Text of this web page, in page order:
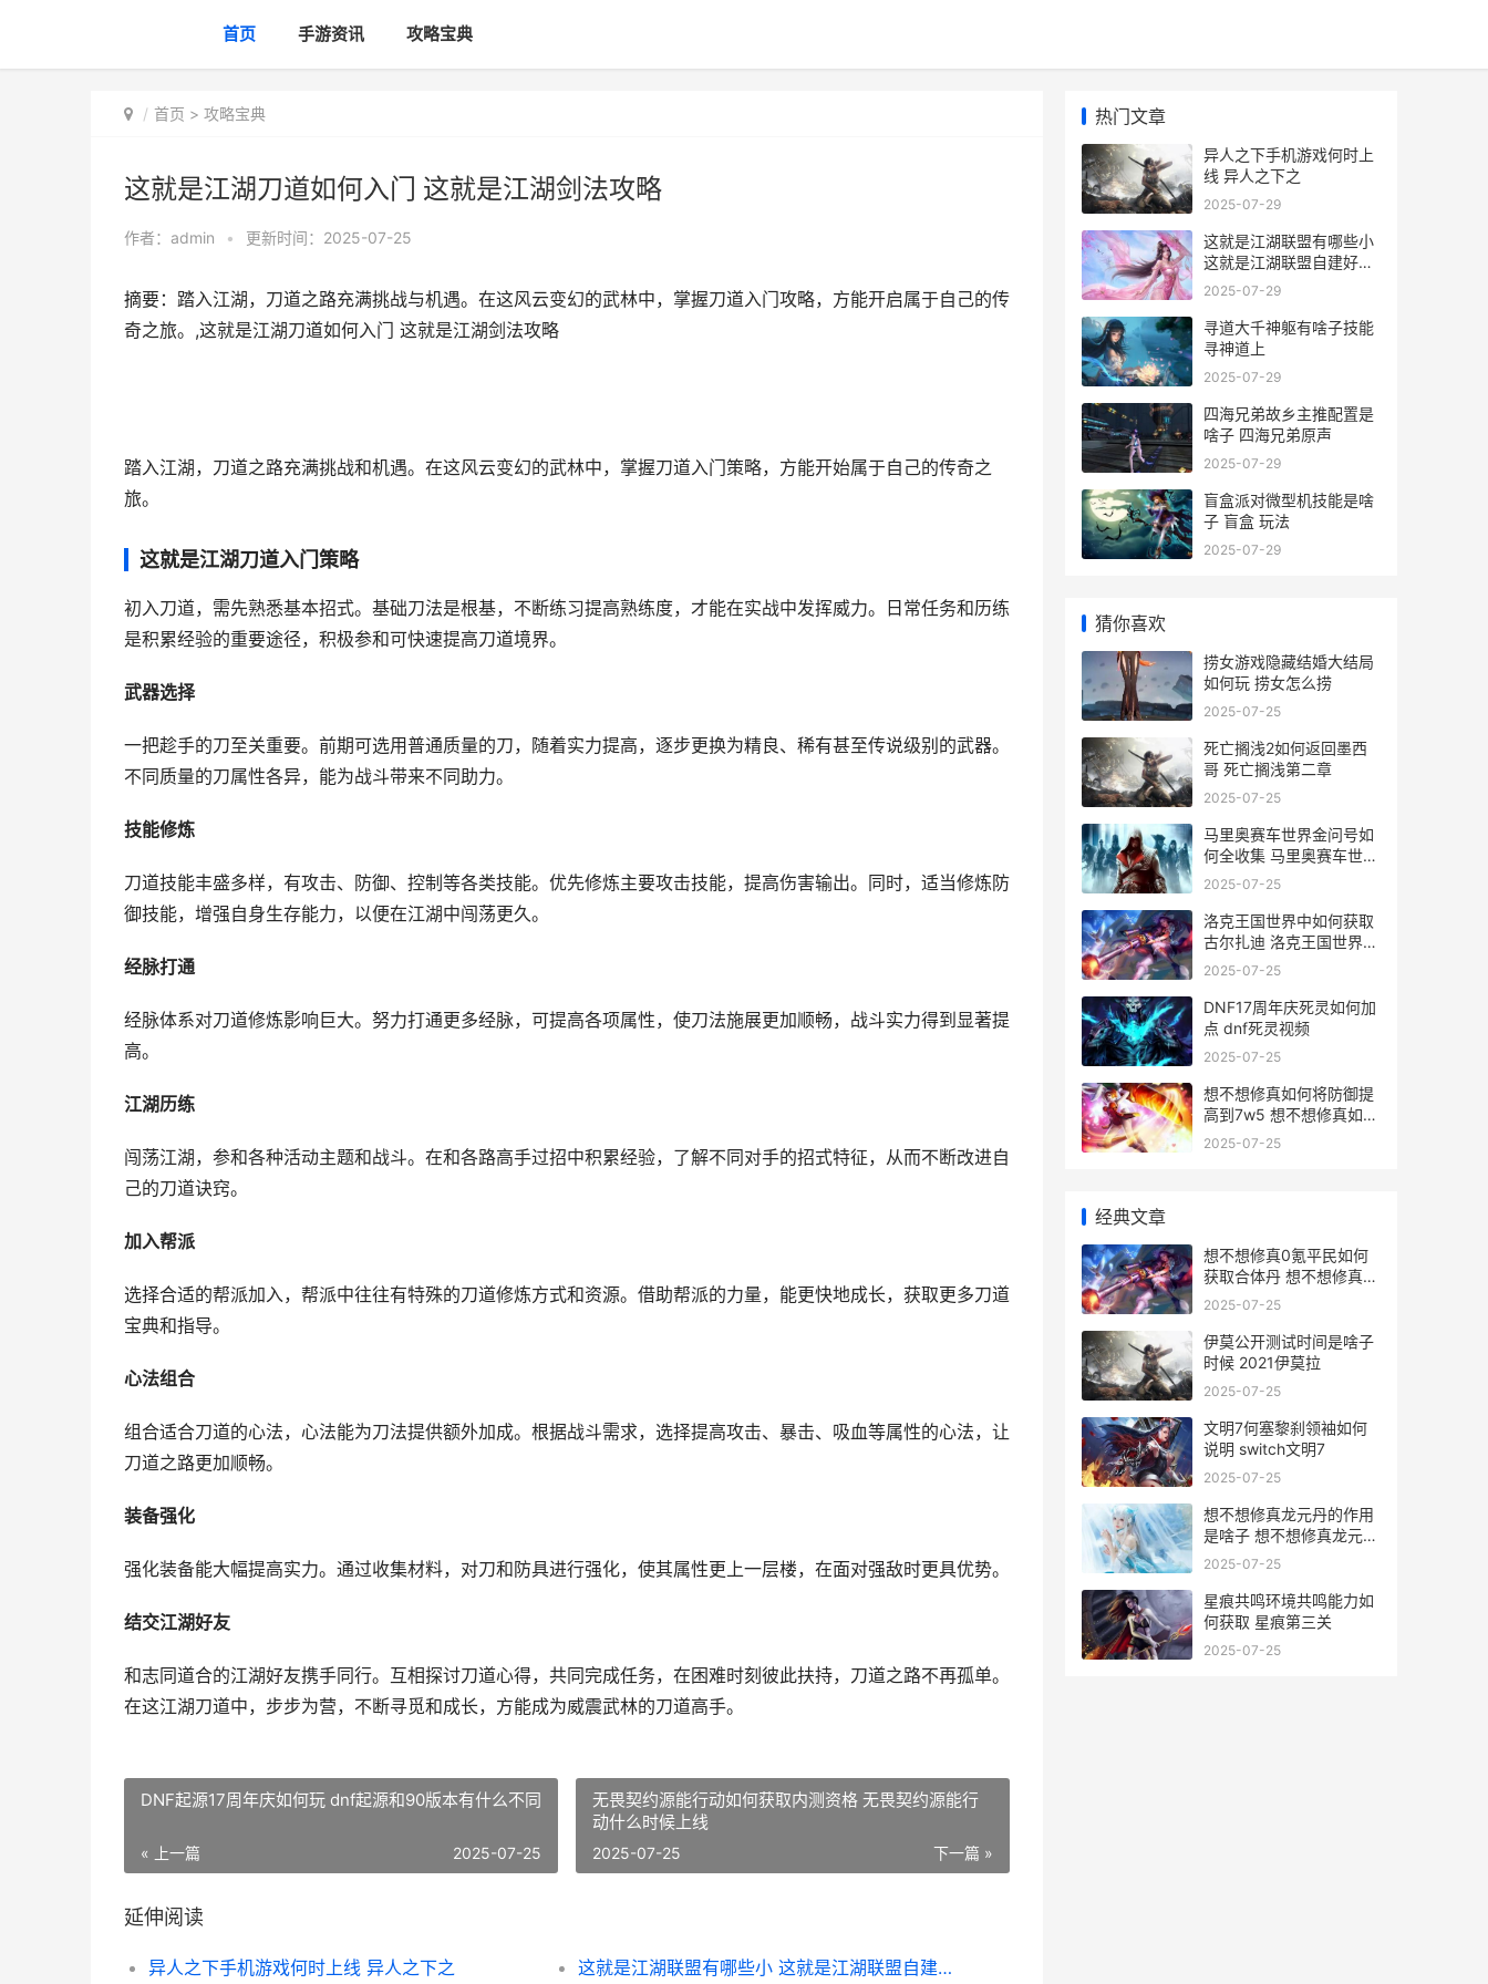
首页 手游资讯 攻略宝典
首页 > 攻略宝典
这就是江湖刀道如何入门 这就是江湖剑法攻略
作者： admin • 更新时间：2025-07-25
摘要：踏入江湖，刀道之路充满挑战与机遇。在这风云变幻的武林中，掌握刀道入门攻略，方能开启属于自己的传
奇之旅。,这就是江湖刀道如何入门 这就是江湖剑法攻略
踏入江湖，刀道之路充满挑战和机遇。在这风云变幻的武林中，掌握刀道入门策略，方能开始属于自己的传奇之
旅。
这就是江湖刀道入门策略
初入刀道，需先熟悉基本招式。基础刀法是根基，不断练习提高熟练度，才能在实战中发挥威力。日常任务和历练
是积累经验的重要途径，积极参和可快速提高刀道境界。
武器选择
一把趁手的刀至关重要。前期可选用普通质量的刀，随着实力提高，逐步更换为精良、稀有甚至传说级别的武器。
不同质量的刀属性各异，能为战斗带来不同助力。
技能修炼
刀道技能丰盛多样，有攻击、防御、控制等各类技能。优先修炼主要攻击技能，提高伤害输出。同时，适当修炼防
御技能，增强自身生存能力，以便在江湖中闯荡更久。
经脉打通
经脉体系对刀道修炼影响巨大。努力打通更多经脉，可提高各项属性，使刀法施展更加顺畅，战斗实力得到显著提
高。
江湖历练
闯荡江湖，参和各种活动主题和战斗。在和各路高手过招中积累经验，了解不同对手的招式特征，从而不断改进自
己的刀道诀窍。
加入帮派
选择合适的帮派加入，帮派中往往有特殊的刀道修炼方式和资源。借助帮派的力量，能更快地成长，获取更多刀道
宝典和指导。
心法组合
组合适合刀道的心法，心法能为刀法提供额外加成。根据战斗需求，选择提高攻击、暴击、吸血等属性的心法，让
刀道之路更加顺畅。
装备强化
强化装备能大幅提高实力。通过收集材料，对刀和防具进行强化，使其属性更上一层楼，在面对强敌时更具优势。
结交江湖好友
和志同道合的江湖好友携手同行。互相探讨刀道心得，共同完成任务，在困难时刻彼此扶持，刀道之路不再孤单。
在这江湖刀道中，步步为营，不断寻觅和成长，方能成为威震武林的刀道高手。
DNF起源17周年庆如何玩 dnf起源和90版本有什么不同
« 上一篇 2025-07-25
无畏契约源能行动如何获取内测资格 无畏契约源能行
动什么时候上线
下一篇 »
2025-07-25
延伸阅读
异人之下手机游戏何时上线 异人之下之 这就是江湖联盟有哪些小 这就是江湖联盟自建好还是加入散盟
热门文章
异人之下手机游戏何时上
线 异人之下之
2025-07-29
这就是江湖联盟有哪些小
这就是江湖联盟自建好还
是加入散盟
2025-07-29
寻道大千神躯有啥子技能
寻神道上
2025-07-29
四海兄弟故乡主推配置是
啥子 四海兄弟原声
2025-07-29
盲盒派对微型机技能是啥
子 盲盒 玩法
2025-07-29
猜你喜欢
捞女游戏隐藏结婚大结局
如何玩 捞女怎么捞
2025-07-25
死亡搁浅2如何返回墨西
哥 死亡搁浅第二章
2025-07-25
马里奥赛车世界金问号如
何全收集 马里奥赛车世界
ns1能玩吗
2025-07-25
洛克王国世界中如何获取
古尔扎迪 洛克王国世界中
的精灵
2025-07-25
DNF17周年庆死灵如何加
点 dnf死灵视频
2025-07-25
想不想修真如何将防御提
高到7w5 想不想修真如何
获得灵石
2025-07-25
经典文章
想不想修真0氪平民如何
获取合体丹 想不想修真0
氪需要养魂吗
2025-07-25
伊莫公开测试时间是啥子
时候 2021伊莫拉
2025-07-25
文明7何塞黎刹领袖如何
说明 switch文明7
2025-07-25
想不想修真龙元丹的作用
是啥子 想不想修真龙元怎
么得
2025-07-25
星痕共鸣环境共鸣能力如
何获取 星痕第三关
2025-07-25